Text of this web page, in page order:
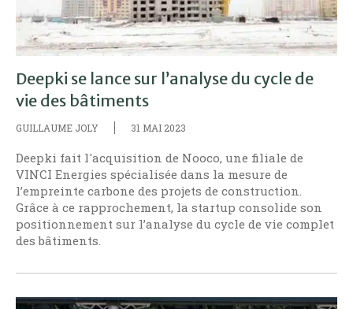
Deepki se lance sur l’analyse du cycle de
vie des bâtiments
GUILLAUME JOLY 31 MAI 2023
Deepki fait l'acquisition de Nooco, une filiale de
VINCI Energies spécialisée dans la mesure de
l’empreinte carbone des projets de construction.
Grâce à ce rapprochement, la startup consolide son
positionnement sur l’analyse du cycle de vie complet
des bâtiments.